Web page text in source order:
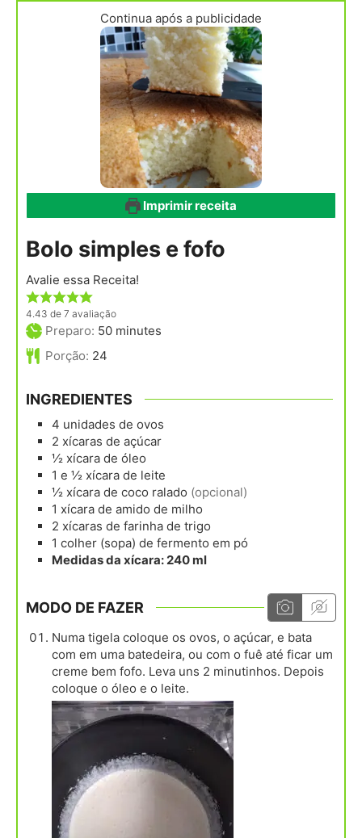
Continua após a publicidade
Imprimir receita
Bolo simples e fofo
Avalie essa Receita!
4.43 de 7 avaliação
Preparo: 50minutes
minutes
Porção: 24
INGREDIENTES
4 unidades de ovos
2 xícaras de açúcar
½ xícara de óleo
1 e ½ xícara de leite
½ xícara de coco ralado (opcional)
1 xícara de amido de milho
2 xícaras de farinha de trigo
1 colher (sopa) de fermento em pó
Medidas da xícara: 240 ml
MODO DE FAZER
Numa tigela coloque os ovos, o açúcar, e bata
com em uma batedeira, ou com o fuê até ficar um
creme bem fofo. Leva uns 2 minutinhos. Depois
coloque o óleo e o leite.